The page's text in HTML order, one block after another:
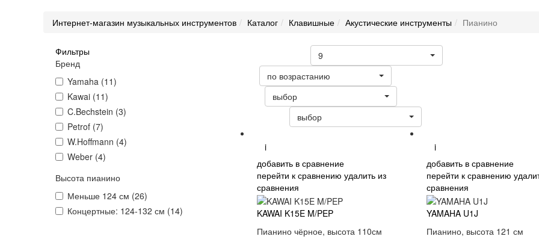
Интернет-магазин музыкальных инструментов Каталог Клавишные Акустические инструменты Пианино
Фильтры
Бренд
Yamaha (11)
Kawai (11)
C.Bechstein (3)
Petrof (7)
W.Hoffmann (4)
Weber (4)
Высота пианино
Меньше 124 см (26)
Концертные: 124-132 см (14)
9
по возрастанию
выбор
выбор
i
добавить в сравнение
перейти к сравнению удалить из
сравнения
KAWAI K15E M/PEP
Пианино чёрное, высота 110см
i
добавить в сравнение
перейти к сравнению
сравнения
YAMAHA U1J
Пианино, высота 121 см